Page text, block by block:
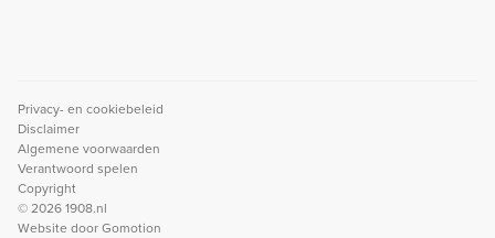
Privacy- en cookiebeleid
Disclaimer
Algemene voorwaarden
Verantwoord spelen
Copyright
© 2026 1908.nl
Website doorGomotion